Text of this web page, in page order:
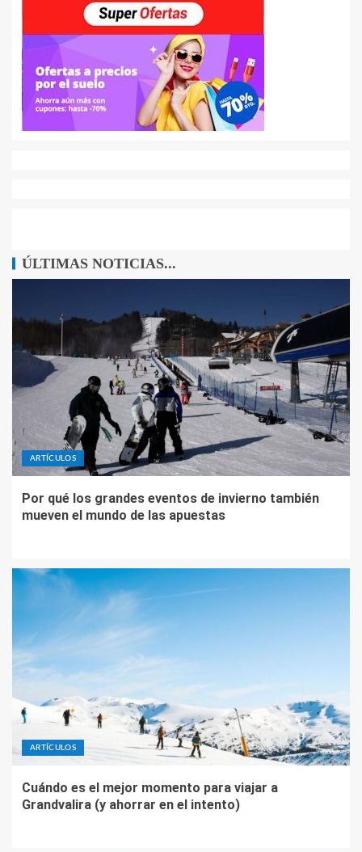
ÚLTIMAS NOTICIAS...
ARTÍCULOS
Por qué los grandes eventos de invierno también
mueven el mundo de las apuestas
ARTÍCULOS
Cuándo es el mejor momento para viajar a
Grandvalira (y ahorrar en el intento)